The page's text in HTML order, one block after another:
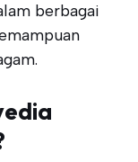
berbagai